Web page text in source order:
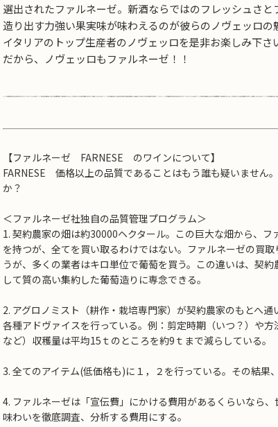
選出されたファルネーゼ。新酒ならではのフレッシュさと
造り出す力強い果実味が味わえるのが彼らのノヴェッロの
イタリアのトップ生産者のノヴェッロを是非お楽しみ下さ
だから、ノヴェッロもファルネーゼ！！
【ファルネーゼ FARNESE のワインについて】
FARNESE 価格以上の品質であることはもう誰も疑いません
か？
＜ファルネーゼ社独自の品質管理プログラム＞
1. 契約農家の畑は約30000ヘクタール。この巨大な畑から、
を持つが、全てを買い取るわけではない。ファルネーゼの買
うが、多くの業者はキロ単位で葡萄を買う。この違いは、契
して質の高い集約した葡萄造りに専念できる。
2. アグロノミスト（耕作・栽培専門家）が契約農家のもとへ
各種アドヴァイスを行っている。例：剪定時期（いつ？）や
など）収穫量は平均15ｔのところを約9ｔまで減らしている。
3. 全てのアイテム(低価格も)に１，２を行っている。その結果
4. ファルネーゼは「宣伝費」にかける費用があるくらいなら
味わいを徹底調査、分析する費用にする。